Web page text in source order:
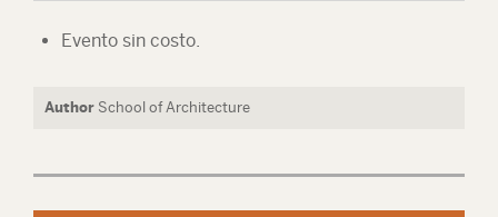
Evento sin costo.
Author School of Architecture